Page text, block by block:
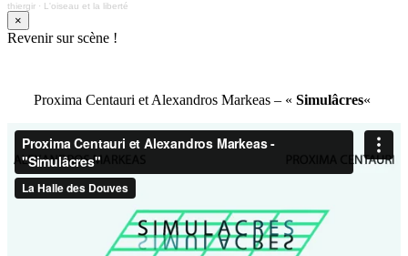
thiergir · L'oiseau et la liberté
×
Revenir sur scène !
Proxima Centauri et Alexandros Markeas – « Simulâcres«